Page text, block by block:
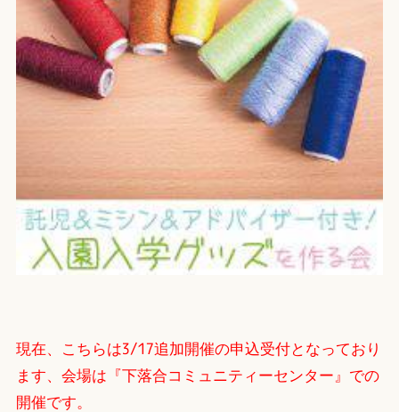
現在、こちらは3/17追加開催の申込受付となっており
ます、会場は 『下落合コミュニティーセンター』 での
開催です。